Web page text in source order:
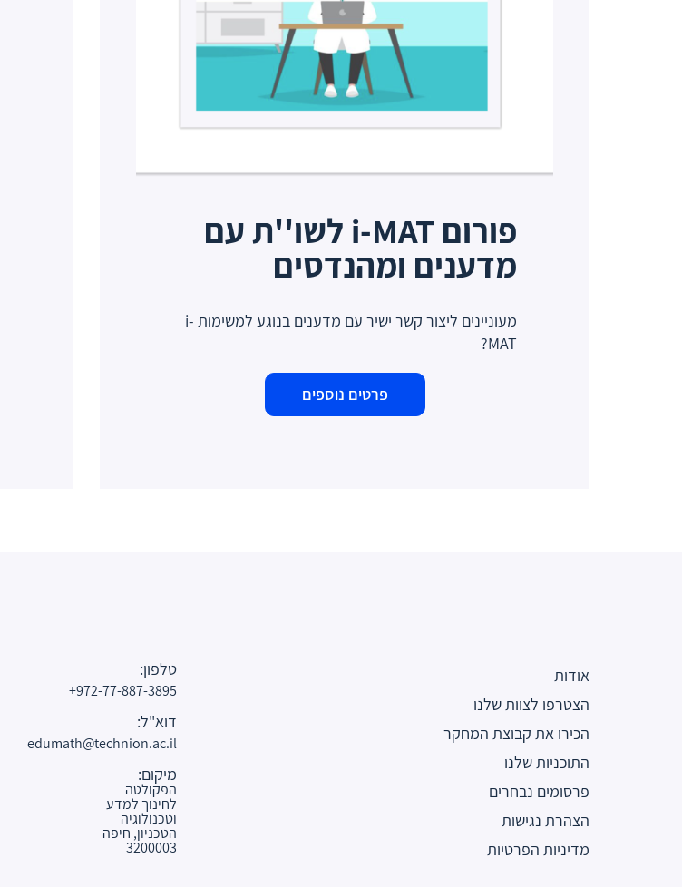
פורום i-MAT לשו''ת עם
מדענים ומהנדסים
מעוניינים ליצור קשר ישיר עם מדענים בנוגע למשימות i-
MAT?
פרטים נוספים
אודות
הצטרפו לצוות שלנו
הכירו את קבוצת המחקר
התוכניות שלנו
פרסומים נבחרים
הצהרת נגישות
מדיניות הפרטיות
טלפון:
972-77-887-3895+
דוא"ל:
edumath@technion.ac.il
מיקום:
הפקולטה
לחינוך למדע
וטכנולוגיה
הטכניון, חיפה
3200003